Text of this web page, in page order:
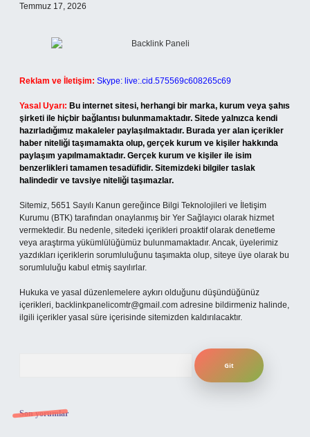
Temmuz 17, 2026
Reklam ve İletişim: Skype: live:.cid.575569c608265c69
Yasal Uyarı: Bu internet sitesi, herhangi bir marka, kurum veya şahıs
şirketi ile hiçbir bağlantısı bulunmamaktadır. Sitede yalnızca kendi
hazırladığımız makaleler paylaşılmaktadır. Burada yer alan içerikler
haber niteliği taşımamakta olup, gerçek kurum ve kişiler hakkında
paylaşım yapılmamaktadır. Gerçek kurum ve kişiler ile isim
benzerlikleri tamamen tesadüfidir. Sitemizdeki bilgiler taslak
halindedir ve tavsiye niteliği taşımazlar.
Sitemiz, 5651 Sayılı Kanun gereğince Bilgi Teknolojileri ve İletişim
Kurumu (BTK) tarafından onaylanmış bir Yer Sağlayıcı olarak hizmet
vermektedir. Bu nedenle, sitedeki içerikleri proaktif olarak denetleme
veya araştırma yükümlülüğümüz bulunmamaktadır. Ancak, üyelerimiz
yazdıkları içeriklerin sorumluluğunu taşımakta olup, siteye üye olarak bu
sorumluluğu kabul etmiş sayılırlar.
Hukuka ve yasal düzenlemelere aykırı olduğunu düşündüğünüz
içerikleri, backlinkpanelicomtr@gmail.com adresine bildirmeniz halinde,
ilgili içerikler yasal süre içerisinde sitemizden kaldırılacaktır.
Son yorumlar